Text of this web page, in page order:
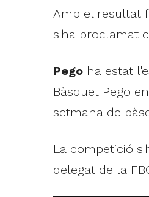
Amb el resultat
s'ha proclamat
Pegoha estat
Bàsquet Pego
setmana de
La competició
delegat de la